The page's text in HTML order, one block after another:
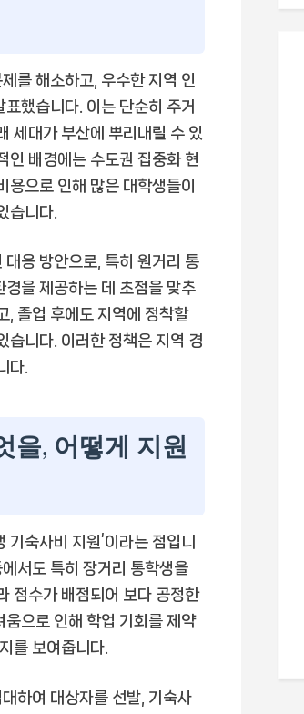
를 해소하고, 우수한 지역 인
했습니다. 이는 단순히 주거
세대가 부산에 뿌리내릴 수 있
인 배경에는 수도권 집중화 현
으로 인해 많은 대학생들이
습니다.
응 방안으로, 특히 원거리 통
을 제공하는 데 초점을 맞추
, 졸업 후에도 지역에 정착할
습니다. 이러한 정책은 지역 경
다.
을, 어떻게 지원
기숙사비 지원’이라는 점입니
서도 특히 장거리 통학생을
점수가 배점되어 보다 공정한
으로 인해 학업 기회를 제약
를 보여줍니다.
하여 대상자를 선발, 기숙사